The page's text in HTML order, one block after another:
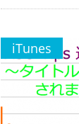
iTunes